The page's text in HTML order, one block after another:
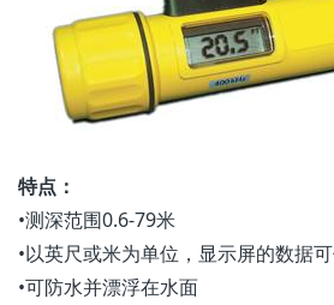
特点：
•测深范围0.6-79米
•以英尺或米为单位，显示屏的数据
•可防水并漂浮在水面